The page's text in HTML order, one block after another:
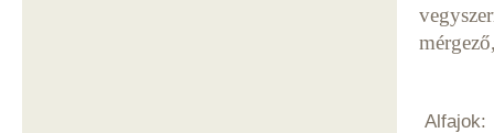
Alfajok: